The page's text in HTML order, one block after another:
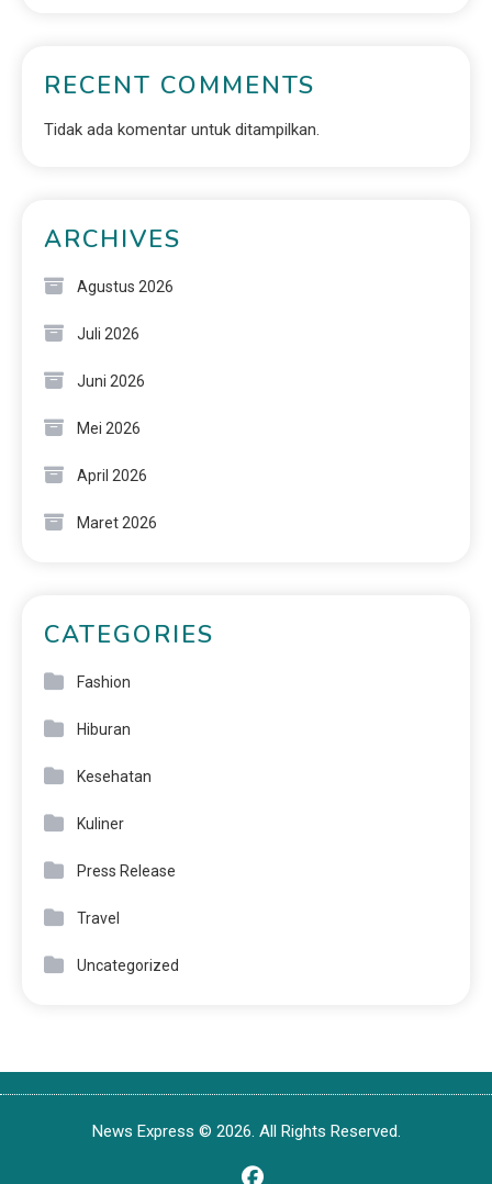
RECENT COMMENTS
Tidak ada komentar untuk ditampilkan.
ARCHIVES
Agustus 2026
Juli 2026
Juni 2026
Mei 2026
April 2026
Maret 2026
CATEGORIES
Fashion
Hiburan
Kesehatan
Kuliner
Press Release
Travel
Uncategorized
News Express © 2026. All Rights Reserved.